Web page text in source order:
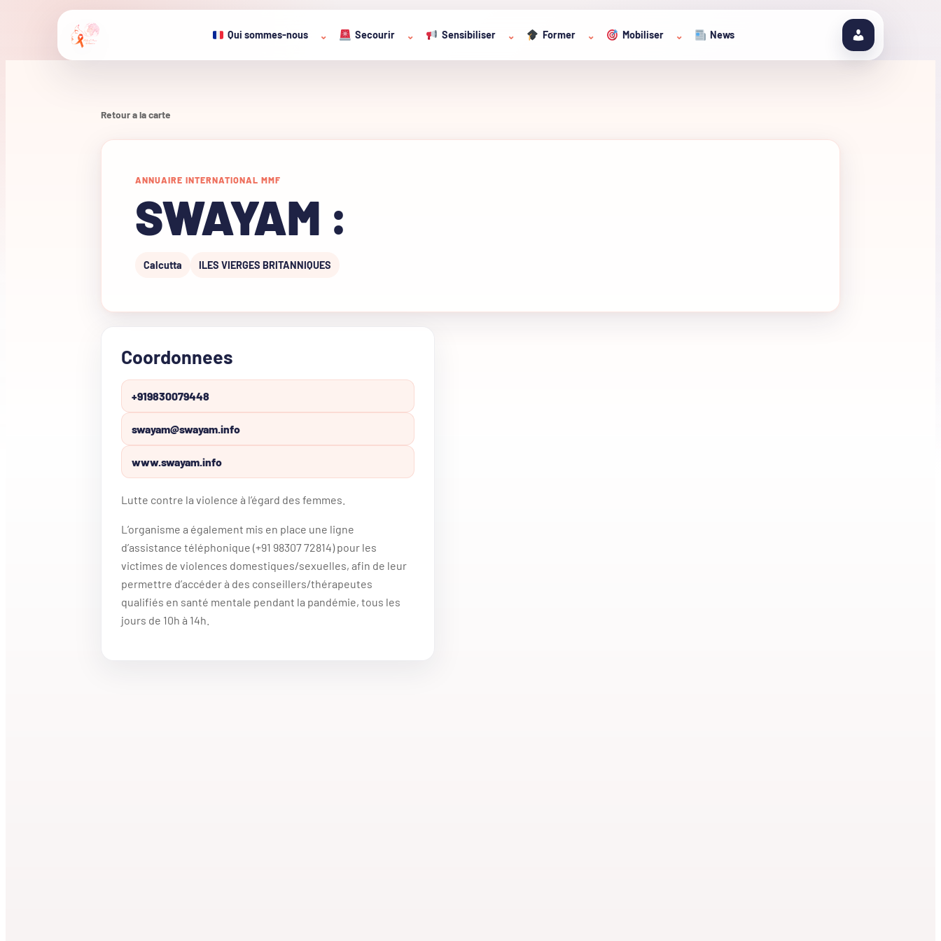
Qui sommes-nous ⌄ Secourir ⌄ Sensibiliser ⌄ Former ⌄ Mobiliser ⌄ News
Retour a la carte
ANNUAIRE INTERNATIONAL MMF
SWAYAM :
Calcutta ILES VIERGES BRITANNIQUES
Coordonnees
+919830079448
swayam@swayam.info
www.swayam.info
Lutte contre la violence à l’égard des femmes.
L’organisme a également mis en place une ligne
d’assistance téléphonique (+91 98307 72814) pour les
victimes de violences domestiques/sexuelles, afin de leur
permettre d’accéder à des conseillers/thérapeutes
qualifiés en santé mentale pendant la pandémie, tous les
jours de 10h à 14h.